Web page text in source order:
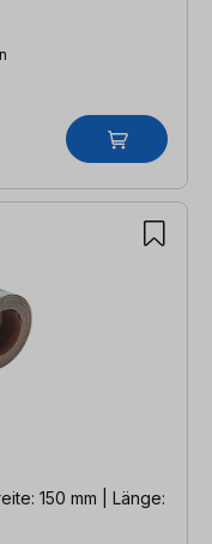
150 mm | Länge: